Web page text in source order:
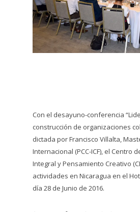
Con el desayuno-conferencia
construcción de organizaciones
dictada por Francisco Villalta,
Internacional (PCC-ICF), el Centro
Integral y Pensamiento Creativo
actividades en Nicaragua en el
día 28 de Junio de 2016.